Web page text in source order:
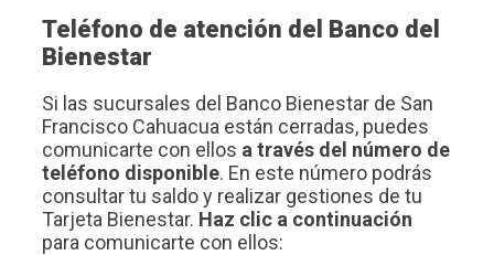
Teléfono de atención del Banco del
Bienestar
Si las sucursales del Banco Bienestar de San
Francisco Cahuacua están cerradas, puedes
comunicarte con ellos a través del número de
teléfono disponible. En este número podrás
consultar tu saldo y realizar gestiones de tu
Tarjeta Bienestar. Haz clic a continuación
para comunicarte con ellos: